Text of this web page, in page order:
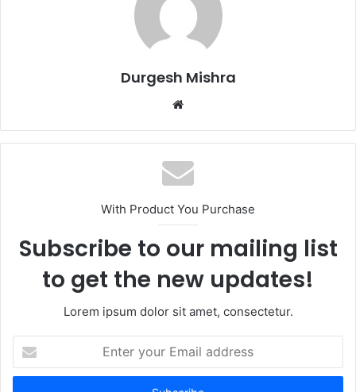
Durgesh Mishra
Website
With Product You Purchase
Subscribe to our mailing list
to get the new updates!
Lorem ipsum dolor sit amet, consectetur.
your
Email